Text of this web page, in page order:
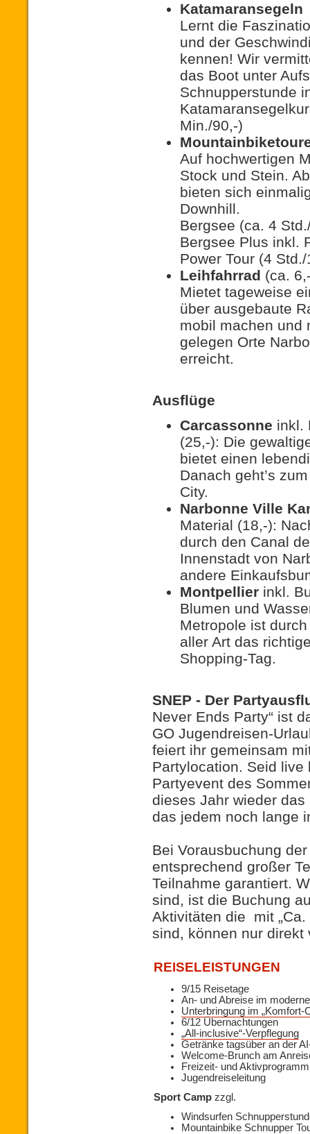
Katamaransegeln
Lernt die
und der
kennen! Wir
das Boot unter
Schnupperstunde
Min./90,-)
Auf hochwertigen
Stock und Stein.
bieten sich
Downhill.
Bergsee (ca. 4
Bergsee Plus inkl.
Power Tour (4
Leihfahrrad (ca.
Mietet tageweise
über ausgebaute
mobil machen und
gelegen Orte
erreicht.
Ausflüge
Carcassonne inkl.
(25,-): Die
bietet einen
Danach geht’s
City.
Narbonne Ville
Material (18,-):
durch den Canal
Innenstadt von
andere
Montpellier inkl.
Blumen und
Metropole ist
aller Art das
Shopping-Tag.
SNEP - Der
Never Ends Party“ ist
GO Jugendreisen-
feiert ihr gemeinsam
Partylocation. Seid
Partyevent des
dieses Jahr wieder
das jedem noch lange
Bei Vorausbuchung
entsprechend großer
Teilnahme garantiert.
sind, ist die Buchung
Aktivitäten die mit „Ca.
sind, können nur direkt
REISELEISTUNGEN
9/15 Reisetage
An- und Abreise im
Unterbringung im „Komfort-
6/12 Übernachtungen
„All-inclusive“-Verpflegung
Getränke tagsüber an der
Welcome-Brunch am
Freizeit- und Aktivprogramm
Jugendreiseleitung
Sport Camp zzgl.
Windsurfen
Mountainbike Schnupper